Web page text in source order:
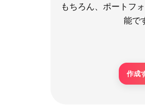
もちろん、ポートフ
能で
作成